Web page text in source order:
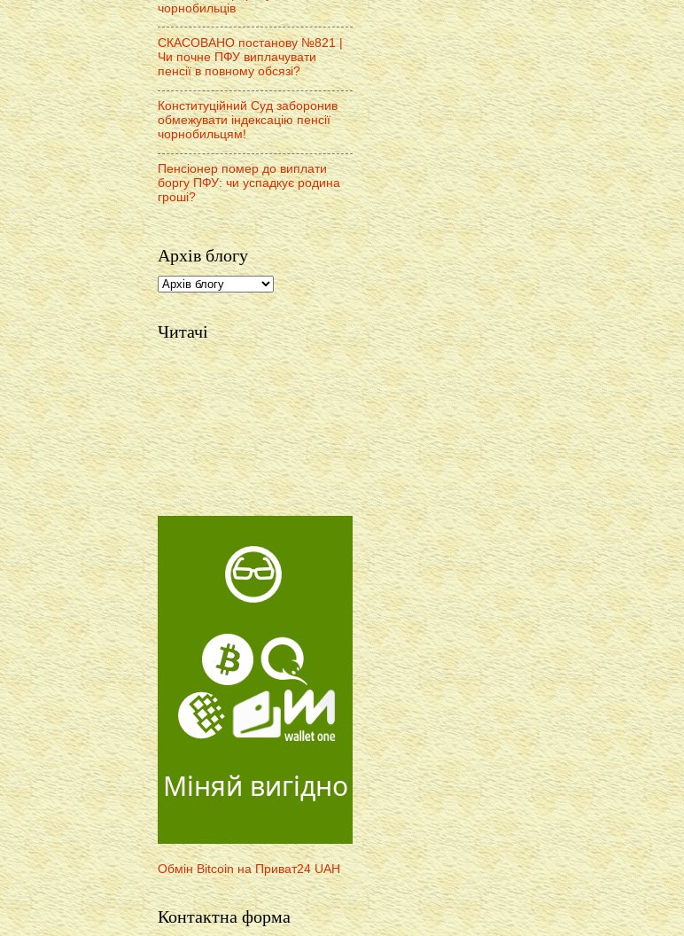
чорнобильців
СКАСОВАНО постанову №821 |
Чи почне ПФУ виплачувати
пенсії в повному обсязі?
Конституційний Суд заборонив
обмежувати індексацію пенсії
чорнобильцям!
Пенсіонер помер до виплати
боргу ПФУ: чи успадкує родина
гроші?
Архів блогу
Читачі
Міняй вигідно
Обмін Bitcoin на Приват24 UAH
Контактна форма